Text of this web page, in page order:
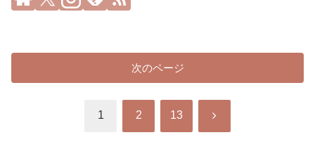
次のページ
1 2 13 次